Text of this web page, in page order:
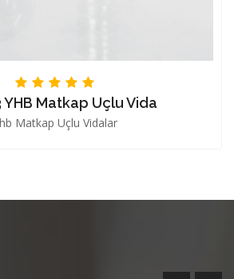
YHB Matkap Uçlu Vida
Matkap Uçlu Vidalar